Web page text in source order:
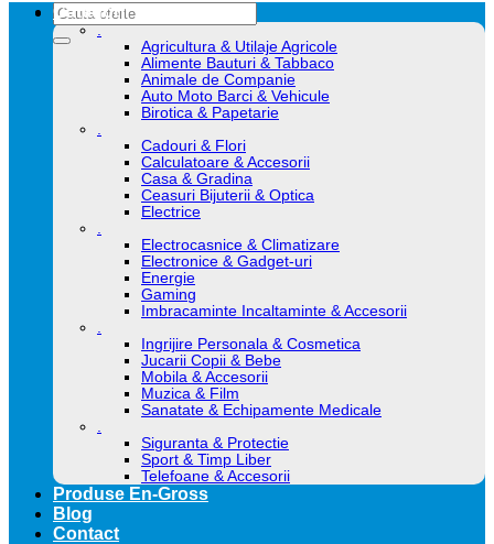
Caută
după:
Categorii
.
Agricultura & Utilaje Agricole
Alimente Bauturi & Tabbaco
Animale de Companie
Auto Moto Barci & Vehicule
Birotica & Papetarie
.
Cadouri & Flori
Calculatoare & Accesorii
Casa & Gradina
Ceasuri Bijuterii & Optica
Electrice
.
Electrocasnice & Climatizare
Electronice & Gadget-uri
Energie
Gaming
Imbracaminte Incaltaminte & Accesorii
.
Ingrijire Personala & Cosmetica
Jucarii Copii & Bebe
Mobila & Accesorii
Muzica & Film
Sanatate & Echipamente Medicale
.
Siguranta & Protectie
Sport & Timp Liber
Telefoane & Accesorii
Produse En-Gross
Blog
Contact